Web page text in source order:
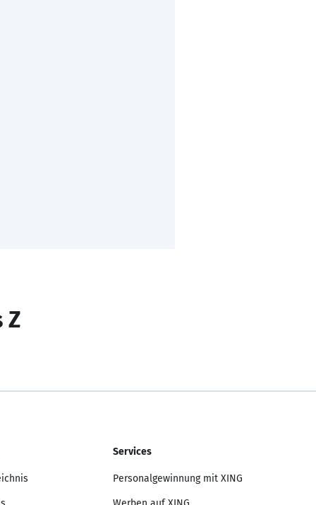
Z
Services
Personalgewinnung mit XING